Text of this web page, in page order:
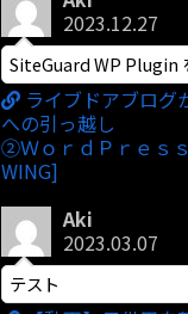
2023.12.27
SiteGuard WP Plugin
ライブドアブログ
への引っ越し
②ＷｏｒｄＰｒｅｓ
WING]
Aki
2023.03.07
テスト